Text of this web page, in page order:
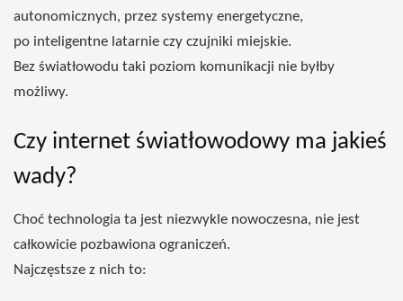
autonomicznych, przez systemy energetyczne,
po inteligentne latarnie czy czujniki miejskie.
Bez światłowodu taki poziom komunikacji nie byłby
możliwy.
Czy internet światłowodowy ma jakieś
wady?
Choć technologia ta jest niezwykle nowoczesna, nie jest
całkowicie pozbawiona ograniczeń.
Najczęstsze z nich to: